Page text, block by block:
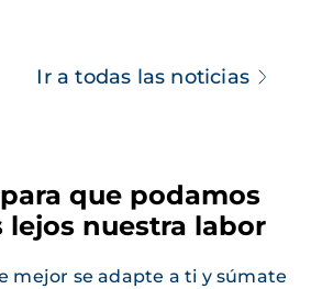
Ir a todas las noticias
que podamos
lejos nuestra labor
mejor se adapte a ti y súmate